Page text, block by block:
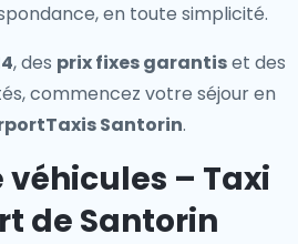
en toute simplicité.
, des prix fixes garantiset des
commencez votre séjour en
Santorin.
véhicules – Taxi
de Santorin